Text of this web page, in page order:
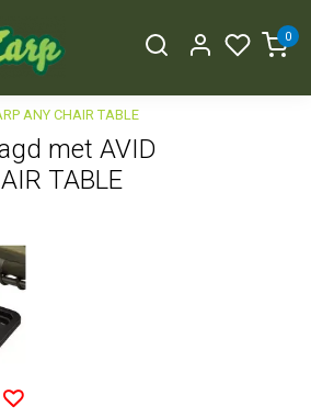
0
ANY CHAIR TABLE
met AVID
TABLE